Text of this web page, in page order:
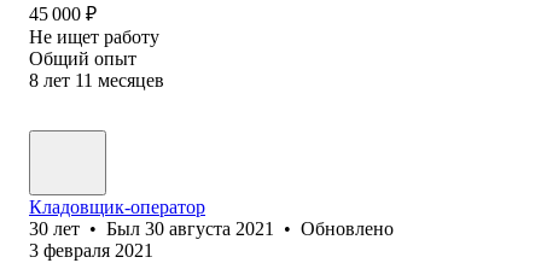
45 000 ₽
Не ищет работу
Общий опыт
8 лет 11 месяцев
Кладовщик-оператор
30 лет • Был 30 августа 2021 • Обновлено
3 февраля 2021